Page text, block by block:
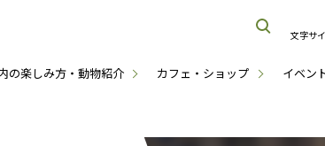
の楽しみ方・動物紹介 カフェ・ショップ イベン
文字サ